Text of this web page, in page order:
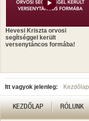
Hevesi Kriszta orvosi
segítséggel került
versenytáncos formába!
Itt vagyok jelenleg: Kezdőlap
KEZDŐLAP RÓLUNK